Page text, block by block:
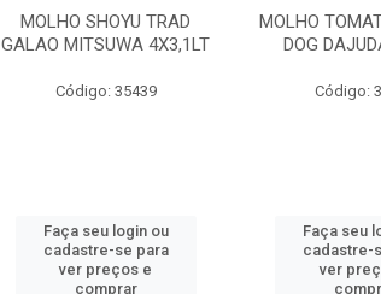
MOLHO SHOYU TRAD
GALAO MITSUWA 4X3,1LT
Código: 35439
Faça seu login ou
cadastre-se para
ver preços e
comprar
MOLHO
DOG
Código:
Faça seu
cadastre-
ver